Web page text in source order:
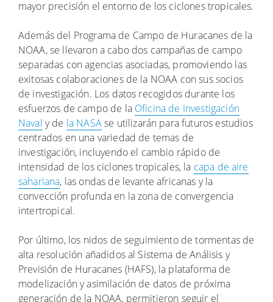
mayor precisión el entorno de los ciclones tropicales.
Además del Programa de Campo de Huracanes de la
NOAA, se llevaron a cabo dos campañas de campo
separadas con agencias asociadas, promoviendo las
exitosas colaboraciones de la NOAA con sus socios
de investigación. Los datos recogidos durante los
esfuerzos de campo de la Oficina de Investigación
Naval y de la NASAse utilizarán para futuros estudios
centrados en una variedad de temas de
investigación, incluyendo el cambio rápido de
intensidad de los ciclones tropicales, la capa de aire
sahariana, las ondas de levante africanas y la
convección profunda en la zona de convergencia
intertropical.
Por último, los nidos de seguimiento de tormentas de
alta resolución añadidos al Sistema de Análisis y
Previsión de Huracanes (HAFS), la plataforma de
modelización y asimilación de datos de próxima
generación de la NOAA, permitieron seguir el